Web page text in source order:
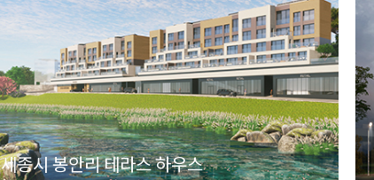
세종시 봉안리 테라스 하우스